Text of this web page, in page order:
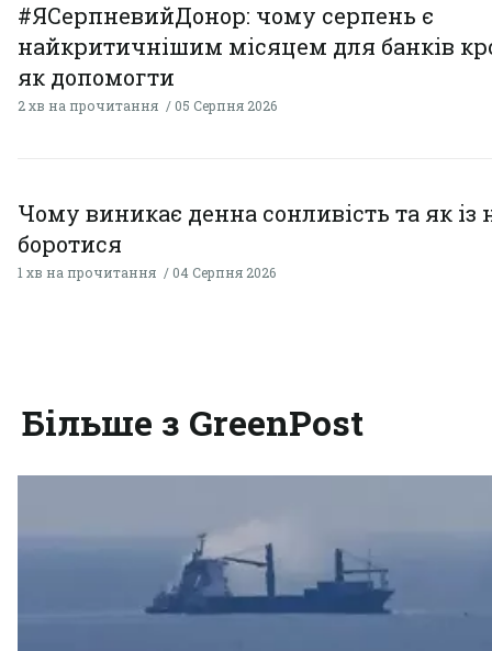
#ЯСерпневийДонор: чому серпень є
найкритичнішим місяцем для банків
як допомогти
2 хв на прочитання 05 Серпня 2026
Чому виникає денна сонливість та як із
боротися
1 хв на прочитання 04 Серпня 2026
Більше з GreenPost